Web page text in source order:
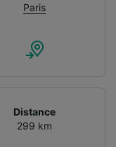
Paris
Distance
299 km